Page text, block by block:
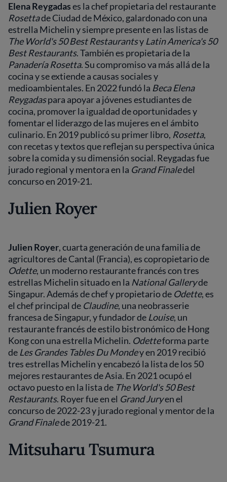
Elena Reygadases la chef propietaria del restaurante
Rosettade Ciudad de México, galardonado con una
estrella Michelin y siempre presente en las listas de
The World's 50 Best Restaurantsy Latin America's 50
Best Restaurants. También es propietaria de la
Panadería Rosetta. Su compromiso va más allá de la
cocina y se extiende a causas sociales y
medioambientales. En 2022 fundó la Beca Elena
Reygadaspara apoyar a jóvenes estudiantes de
cocina, promover la igualdad de oportunidades y
fomentar el liderazgo de las mujeres en el ámbito
culinario. En 2019 publicó su primer libro, Rosetta,
con recetas y textos que reflejan su perspectiva única
sobre la comida y su dimensión social. Reygadas fue
jurado regional y mentora en la Grand Finaledel
concurso en 2019-21.
Julien Royer
Julien Royer, cuarta generación de una familia de
agricultores de Cantal (Francia), es copropietario de
Odette, un moderno restaurante francés con tres
estrellas Michelin situado en la National Galleryde
Singapur. Además de chef y propietario de Odette, es
el chef principal de Claudine, una neobrasserie
francesa de Singapur, y fundador de Louise, un
restaurante francés de estilo bistronómico de Hong
Kong con una estrella Michelin. Odetteforma parte
de Les Grandes Tables Du Mondey en 2019 recibió
tres estrellas Michelin y encabezó la lista de los 50
mejores restaurantes de Asia. En 2021 ocupó el
octavo puesto en la lista de The World's 50 Best
Restaurants. Royer fue en el Grand Juryen el
concurso de 2022-23 y jurado regional y mentor de la
Grand Finalede 2019-21.
Mitsuharu Tsumura